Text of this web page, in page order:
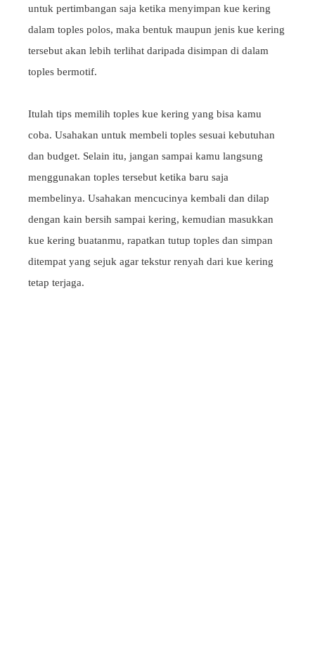
untuk pertimbangan saja ketika menyimpan kue kering
dalam toples polos, maka bentuk maupun jenis kue kering
tersebut akan lebih terlihat daripada disimpan di dalam
toples bermotif.
Itulah tips memilih toples kue kering yang bisa kamu
coba. Usahakan untuk membeli toples sesuai kebutuhan
dan budget. Selain itu, jangan sampai kamu langsung
menggunakan toples tersebut ketika baru saja
membelinya. Usahakan mencucinya kembali dan dilap
dengan kain bersih sampai kering, kemudian masukkan
kue kering buatanmu, rapatkan tutup toples dan simpan
ditempat yang sejuk agar tekstur renyah dari kue kering
tetap terjaga.